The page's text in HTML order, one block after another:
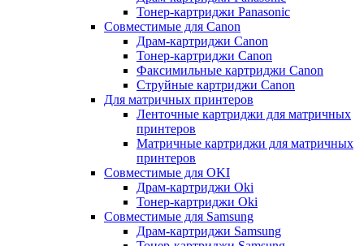
Тонер-картриджи Panasonic
Совместимые для Canon
Драм-картриджи Canon
Тонер-картриджи Canon
Факсимильные картриджи Canon
Струйные картриджи Canon
Для матричных принтеров
Ленточные картриджи для матричных
принтеров
Матричные картриджи для матричных
принтеров
Совместимые для OKI
Драм-картриджи Oki
Тонер-картриджи Oki
Совместимые для Samsung
Драм-картриджи Samsung